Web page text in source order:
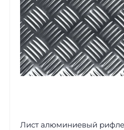
Лист алюминиевый